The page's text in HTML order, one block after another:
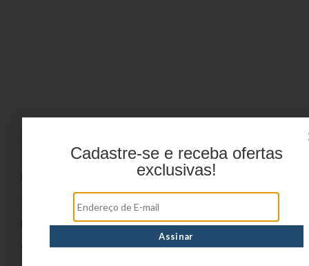
DÚVIDAS FREQUENTES
ONDE COMPRAR
Cadastre-se e receba ofertas
exclusivas!